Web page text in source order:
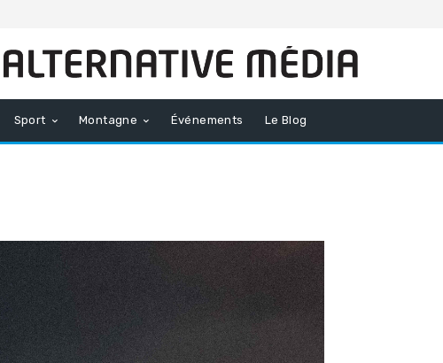
Sport Montagne Événements Le Blog